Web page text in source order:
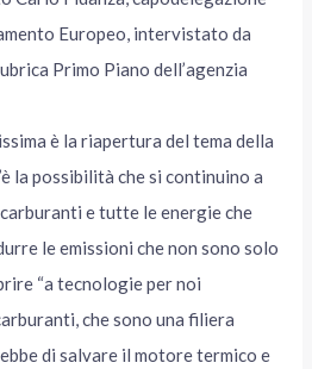
Europeo, intervistato da
Primo Piano dell’agenzia
è la riapertura del tema della
la possibilità che si continuino a
e tutte le energie che
le emissioni che non sono solo
“a tecnologie per noi
che sono una filiera
di salvare il motore termico e